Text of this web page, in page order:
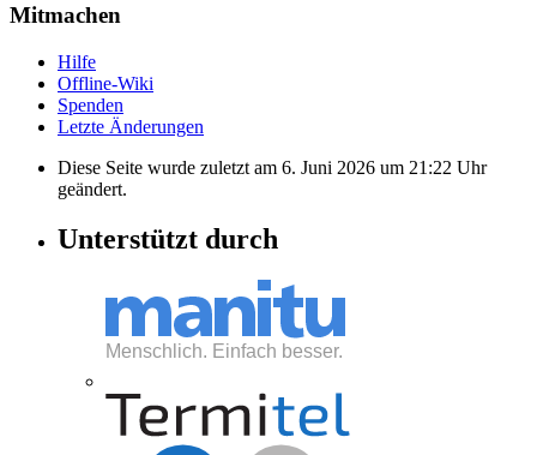
Mitmachen
Hilfe
Offline-Wiki
Spenden
Letzte Änderungen
Diese Seite wurde zuletzt am 6. Juni 2026 um 21:22 Uhr
geändert.
Unterstützt durch